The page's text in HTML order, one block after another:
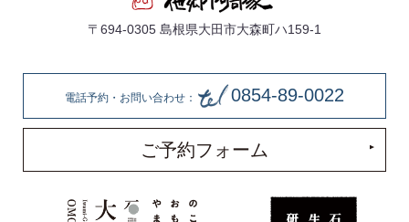
〒694-0305 島根県大田市大森町ハ159-1
電話予約・お問い合わせ： 0854-89-0022
ご予約フォーム